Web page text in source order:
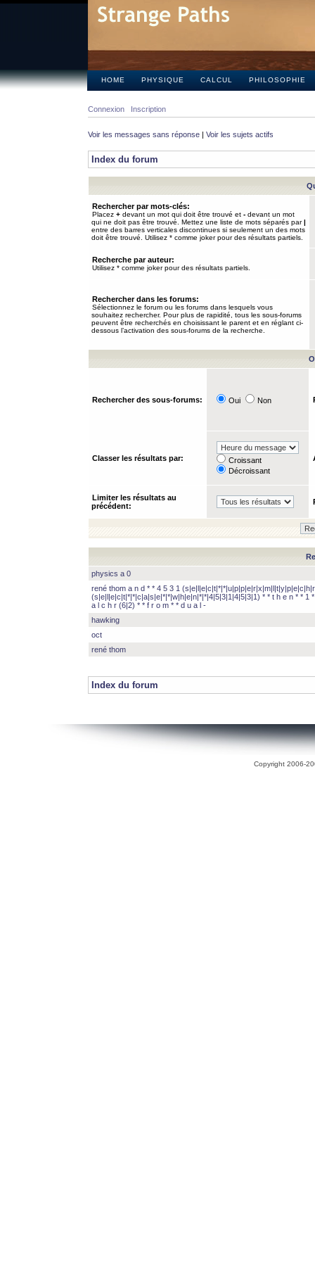
HOME PHYSIQUE CALCUL PHILOSOPHIE
Connexion Inscription
Voir les messages sans réponse | Voir les sujets actifs
Index du forum
Rechercher par mots-clés:
Placez + devant un mot qui doit être trouvé et - devant un mot
qui ne doit pas être trouvé. Mettez une liste de mots séparés par|
entre des barres verticales discontinues si seulement un des mots
doit être trouvé. Utilisez * comme joker pour des résultats partiels.
Recherche par auteur:
Utilisez * comme joker pour des résultats partiels.
Rechercher dans les forums:
Sélectionnez le forum ou les forums dans lesquels vous
souhaitez rechercher. Pour plus de rapidité, tous les sous-forums
peuvent être recherchés en choisissant le parent et en réglant ci-
dessous l’activation des sous-forums de la recherche.
Rechercher des sous-forums: Oui Non
Classer les résultats par:
Croissant
Décroissant
Limiter les résultats au
précédent:
physics a 0
rené thom a n d * * 4 5 3 1
(s|e|l|e|c|t|*|*|c|a|s|e|*|*|w|h|e|n|*|*|4|5|3|1|4|5|3|1) * * t h e n * * 1
a l c h r (6|2) * * f r o m * * d u a l -
hawking
oct
rené thom
Index du forum
Copyright 2006-